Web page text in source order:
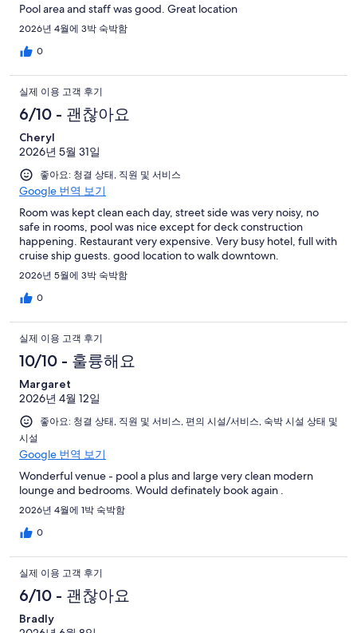
Pool area and staff was good. Great location
2026년 4월에 3박 숙박함
0
실제 이용 고객 후기
6/10 - 괜찮아요
Cheryl
2026년 5월 31일
좋아요: 청결 상태, 직원 및 서비스
Google 번역 보기
Room was kept clean each day, street side was very noisy, no
safe in rooms, pool was nice except for deck construction
happening. Restaurant very expensive. Very busy hotel, full with
cruise ship guests. good location to walk downtown.
2026년 5월에 3박 숙박함
0
실제 이용 고객 후기
10/10 - 훌륭해요
Margaret
2026년 4월 12일
좋아요: 청결 상태, 직원 및 서비스, 편의 시설/서비스, 숙박 시설 상태 및
시설
Google 번역 보기
Wonderful venue - pool a plus and large very clean modern
lounge and bedrooms. Would definately book again .
2026년 4월에 1박 숙박함
0
실제 이용 고객 후기
6/10 - 괜찮아요
Bradly